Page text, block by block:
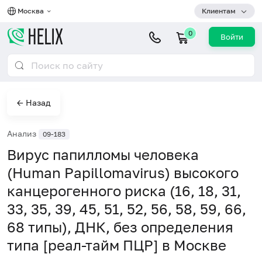
Москва Клиентам
0 Войти
← Назад
Анализ 09-183
Вирус папилломы человека
(Human Papillomavirus) высокого
канцерогенного риска (16, 18, 31,
33, 35, 39, 45, 51, 52, 56, 58, 59, 66,
68 типы), ДНК, без определения
типа [реал-тайм ПЦР] в Москве